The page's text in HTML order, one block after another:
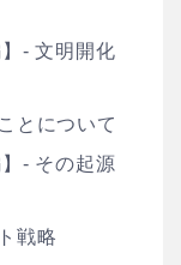
- 文明開化
とについて
- その起源
戦略